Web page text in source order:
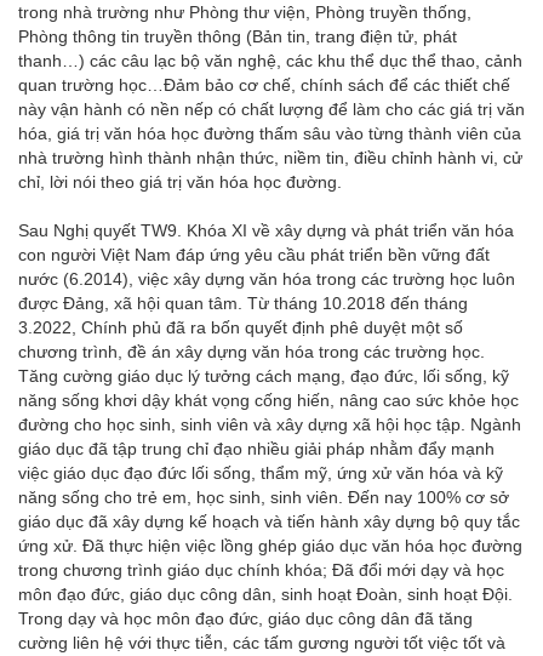
trong nhà trường như Phòng thư viện, Phòng truyền thống,
Phòng thông tin truyền thông (Bản tin, trang điện tử, phát
thanh…) các câu lạc bộ văn nghệ, các khu thể dục thể thao, cảnh
quan trường học…Đảm bảo cơ chế, chính sách để các thiết chế
này vận hành có nền nếp có chất lượng để làm cho các giá trị văn
hóa, giá trị văn hóa học đường thấm sâu vào từng thành viên của
nhà trường hình thành nhận thức, niềm tin, điều chỉnh hành vi, cử
chỉ, lời nói theo giá trị văn hóa học đường.
Sau Nghị quyết TW9. Khóa XI về xây dựng và phát triển văn hóa
con người Việt Nam đáp ứng yêu cầu phát triển bền vững đất
nước (6.2014), việc xây dựng văn hóa trong các trường học luôn
được Đảng, xã hội quan tâm. Từ tháng 10.2018 đến tháng
3.2022, Chính phủ đã ra bốn quyết định phê duyệt một số
chương trình, đề án xây dựng văn hóa trong các trường học.
Tăng cường giáo dục lý tưởng cách mạng, đạo đức, lối sống, kỹ
năng sống khơi dậy khát vọng cống hiến, nâng cao sức khỏe học
đường cho học sinh, sinh viên và xây dựng xã hội học tập. Ngành
giáo dục đã tập trung chỉ đạo nhiều giải pháp nhằm đẩy mạnh
việc giáo dục đạo đức lối sống, thẩm mỹ, ứng xử văn hóa và kỹ
năng sống cho trẻ em, học sinh, sinh viên. Đến nay 100% cơ sở
giáo dục đã xây dựng kế hoạch và tiến hành xây dựng bộ quy tắc
ứng xử. Đã thực hiện việc lồng ghép giáo dục văn hóa học đường
trong chương trình giáo dục chính khóa; Đã đổi mới dạy và học
môn đạo đức, giáo dục công dân, sinh hoạt Đoàn, sinh hoạt Đội.
Trong dạy và học môn đạo đức, giáo dục công dân đã tăng
cường liên hệ với thực tiễn, các tấm gương người tốt việc tốt và